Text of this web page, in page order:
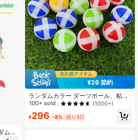
、感
シ
ムカ
¥26 節約
ランダムカラー ダーツボール、粘着
ボール、パーティートスゲーム、ア
100+ sold (1000+)
¥296 -8% 残り3日